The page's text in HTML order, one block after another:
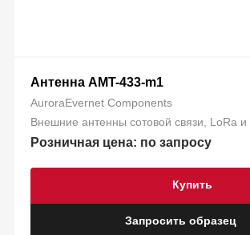
Антенна AMT-433-m1
AuroraEvernet Components
Внешние антенны сотовой связи, LoRa
Розничная цена: по запросу
Запросить образец
Купить